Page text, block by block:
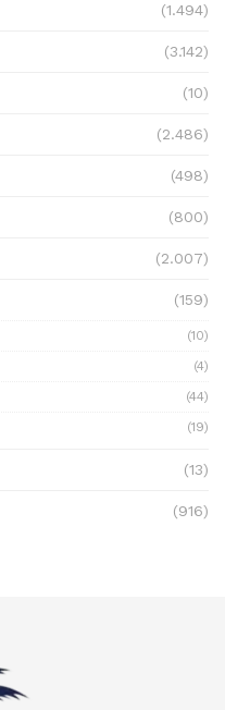
(1.494)
(3.142)
(10)
(2.486)
(498)
(800)
(2.007)
(159)
(10)
(4)
(44)
(19)
(13)
(916)